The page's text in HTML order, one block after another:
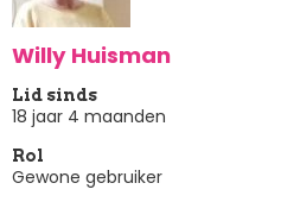
Willy Huisman
Lid sinds
18 jaar 4 maanden
Rol
Gewone gebruiker